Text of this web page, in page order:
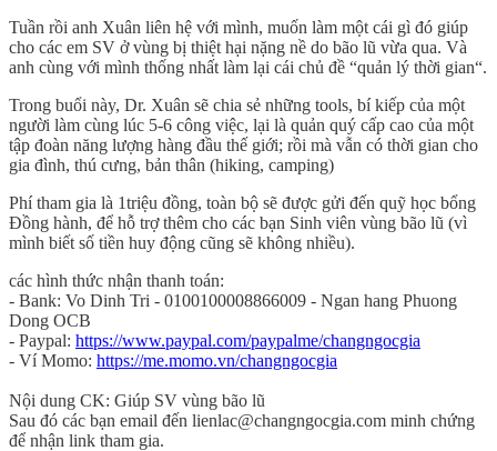
Tuần rồi anh Xuân liên hệ với mình, muốn làm một cái gì đó giúp
cho các em SV ở vùng bị thiệt hại nặng nề do bão lũ vừa qua. Và
anh cùng với mình thống nhất làm lại cái chủ đề “quản lý thời gian“.
Trong buổi này, Dr. Xuân sẽ chia sẻ những tools, bí kiếp của một
người làm cùng lúc 5-6 công việc, lại là quản quý cấp cao của một
tập đoàn năng lượng hàng đầu thế giới; rồi mà vẫn có thời gian cho
gia đình, thú cưng, bản thân (hiking, camping)
Phí tham gia là 1triệu đồng, toàn bộ sẽ được gửi đến quỹ học bổng
Đồng hành, để hỗ trợ thêm cho các bạn Sinh viên vùng bão lũ (vì
mình biết số tiền huy động cũng sẽ không nhiều).
các hình thức nhận thanh toán:
- Bank: Vo Dinh Tri - 0100100008866009 - Ngan hang Phuong
Dong OCB
- Paypal: https://www.paypal.com/paypalme/changngocgia
- Ví Momo: https://me.momo.vn/changngocgia
Nội dung CK: Giúp SV vùng bão lũ
Sau đó các bạn email đến lienlac@changngocgia.com minh chứng
để nhận link tham gia.